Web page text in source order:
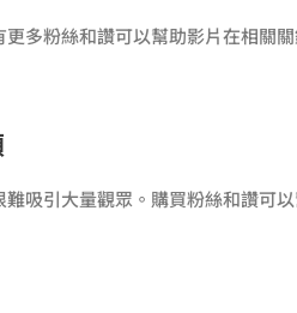
多粉絲和讚可以幫助影片在相關
吸引大量觀眾。購買粉絲和讚可